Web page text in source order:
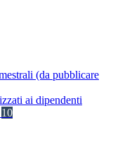
(da pubblicare
ai dipendenti
10